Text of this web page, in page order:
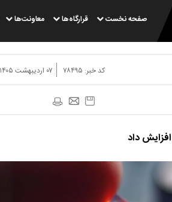
صفحه نخست قرارگاه‌ها معاونت‌ها
۰۷ ارديبهشت ۱۴۰۵ - ۱۰:۴۹ کد خبر: ۷۸۴۹۵
افزایش داد